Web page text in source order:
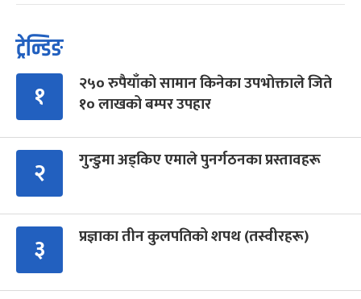
ट्रेन्डिङ
१
२५० रुपैयाँको सामान किनेका उपभोक्ताले जिते
१० लाखको बम्पर उपहार
२ गुन्डुमा अड्किए एमाले पुनर्गठनका प्रस्तावहरू
३ प्रज्ञाका तीन कुलपतिको शपथ (तस्वीरहरू)